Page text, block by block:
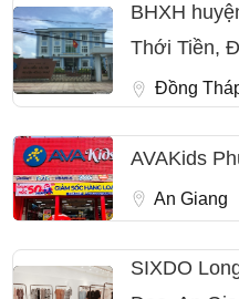
BHXH
Thới Tiền,
Đồng
AVAKids
An Giang
SIXDO